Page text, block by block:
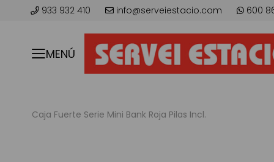
933 932 410 info@serveiestacio.com 600
MENÚ
Caja Fuerte Serie Mini Bank Roja Pilas Incl.